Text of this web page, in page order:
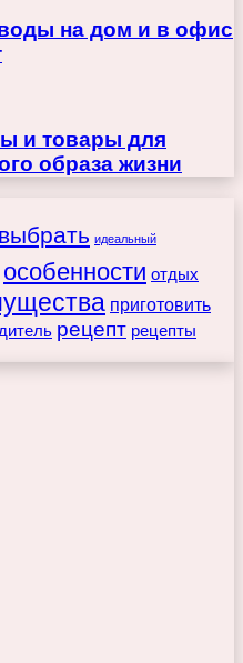
на дом и в офис
и товары для
образа жизни
выбрать идеальный
особенности отдых
приготовить
рецепт рецепты